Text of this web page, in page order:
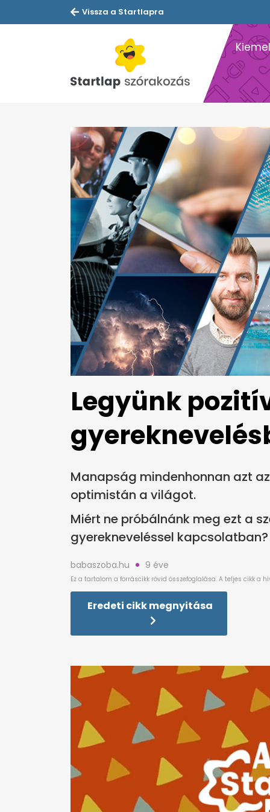
Vissza a Startlapra
Legyünk
Manapság mindenhonnan azt
optimistán a világot.
Miért ne próbálnánk meg ezt a
gyerekneveléssel kapcsolatban?
babaszoba.hu 9 éve
Eredeti cikk megnyitása